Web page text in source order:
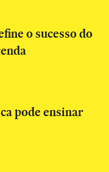
o sucesso do
pode ensinar